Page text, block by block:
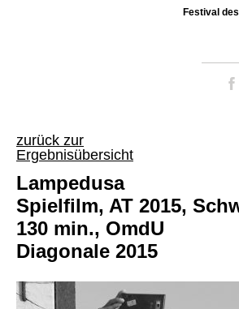
Festival
zurück zur
Ergebnisübersicht
Lampedusa
Spielfilm, AT 2015,
130 min., OmdU
Diagonale 2015